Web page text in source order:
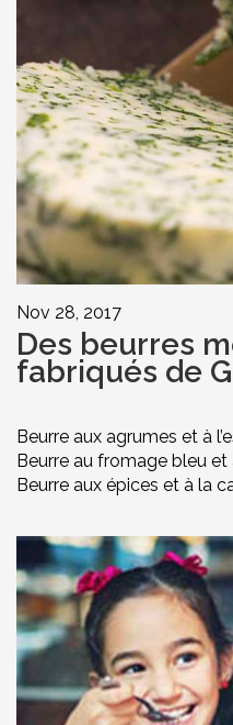
Nov 28, 2017
Des beurres
fabriqués de
Beurre aux agrumes et à
Beurre au fromage bleu
Beurre aux épices et à la